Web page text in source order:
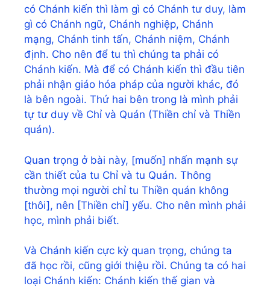
có Chánh kiến thì làm gì có Chánh tư duy, làm
gì có Chánh ngữ, Chánh nghiệp, Chánh
mạng, Chánh tinh tấn, Chánh niệm, Chánh
định. Cho nên để tu thì chúng ta phải có
Chánh kiến. Mà để có Chánh kiến thì đầu tiên
phải nhận giáo hóa pháp của người khác, đó
là bên ngoài. Thứ hai bên trong là mình phải
tự tư duy về Chỉ và Quán (Thiền chỉ và Thiền
quán).
Quan trọng ở bài này, [muốn] nhấn mạnh sự
cần thiết của tu Chỉ và tu Quán. Thông
thường mọi người chỉ tu Thiền quán không
[thôi], nên [Thiền chỉ] yếu. Cho nên mình phải
học, mình phải biết.
Và Chánh kiến cực kỳ quan trọng, chúng ta
đã học rồi, cũng giới thiệu rồi. Chúng ta có hai
loại Chánh kiến: Chánh kiến thế gian và